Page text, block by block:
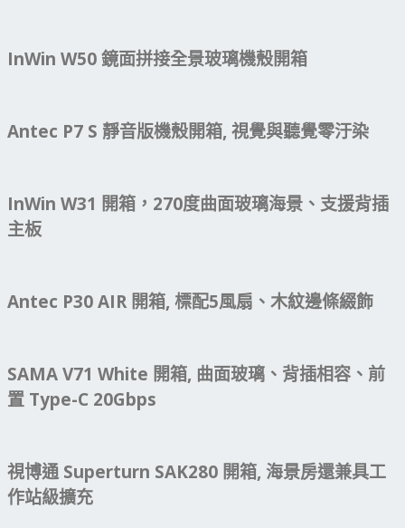
InWin W50 鏡面拼接全景玻璃機殼開箱
Antec P7 S 靜音版機殼開箱, 視覺與聽覺零汙染
InWin W31 開箱，270度曲面玻璃海景、支援背插
主板
Antec P30 AIR 開箱, 標配5風扇、木紋邊條綴飾
SAMA V71 White 開箱, 曲面玻璃、背插相容、前
置 Type-C 20Gbps
視博通 Superturn SAK280 開箱, 海景房還兼具工
作站級擴充